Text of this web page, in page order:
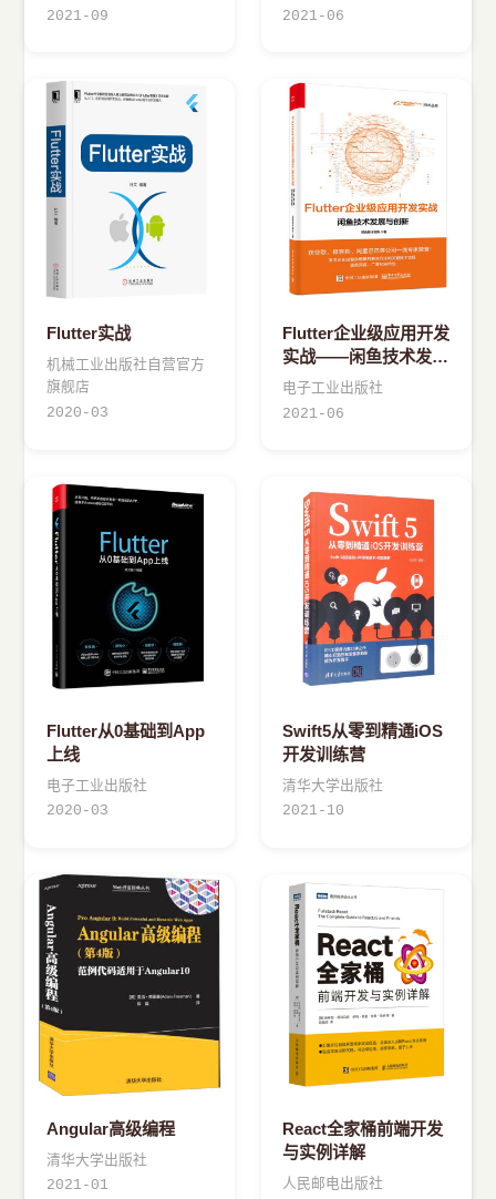
2021-09
2021-06
Flutter实战
机械工业出版社自营官方
旗舰店
2020-03
Flutter企业级应用开发
实战——闲鱼技术发展
与创新
电子工业出版社
2021-06
Flutter从0基础到App
上线
电子工业出版社
2020-03
Swift5从零到精通iOS
开发训练营
清华大学出版社
2021-10
Angular高级编程
清华大学出版社
2021-01
React全家桶前端开发
与实例详解
人民邮电出版社